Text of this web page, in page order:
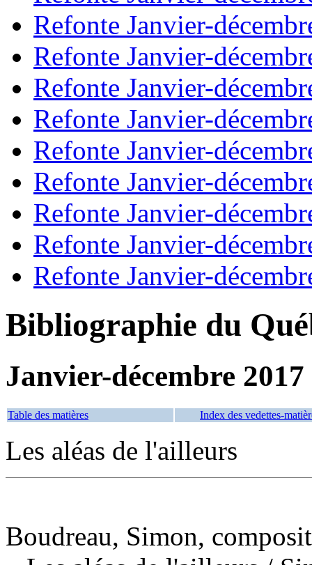
Refonte Janvier-
Refonte Janvier-
Refonte Janvier-
Refonte Janvier-
Refonte Janvier-
Refonte Janvier-
Refonte Janvier-
Refonte Janvier-
Refonte Janvier-
Bibliographie du
Janvier-décembre 2017
Table des matières Index des vedettes-
Les aléas de l'ailleurs
Boudreau, Simon,